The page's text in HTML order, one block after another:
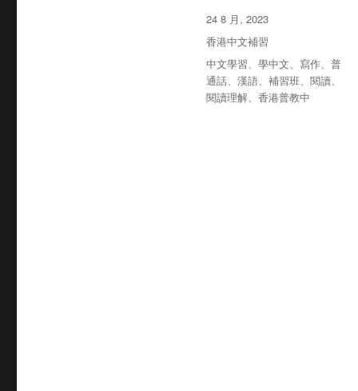
发
布
于
24 8 月, 2023
分
类
香港中文補習
标
签
中文學習、 學中文、 寫作、 普
通話、 漢語、 補習班、 閱讀、
閱讀理解、 香港普教中